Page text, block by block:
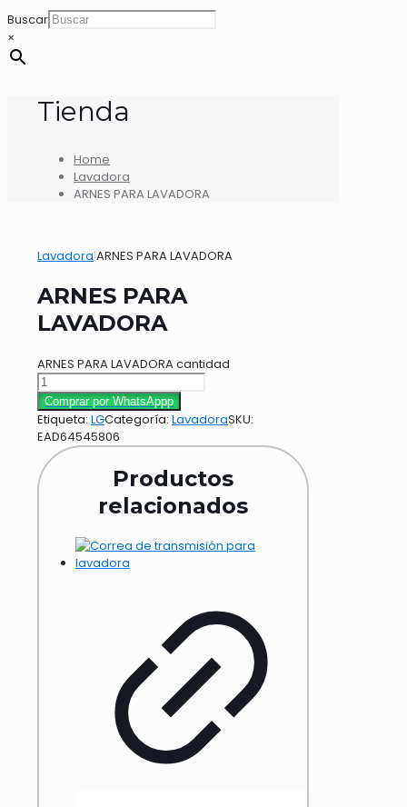
Buscar
×
Tienda
Home
Lavadora
ARNES PARA LAVADORA
Lavadora|ARNES PARA LAVADORA
ARNES PARA
LAVADORA
ARNES PARA LAVADORA cantidad
Comprar por WhatsAppp
Etiqueta: LGCategoría: LavadoraSKU:
EAD64545806
Productos
relacionados